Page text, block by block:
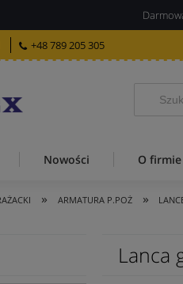
+48 789 205 305
Nowości O firmie
» ARMATURA P.POŻ »
Lanca